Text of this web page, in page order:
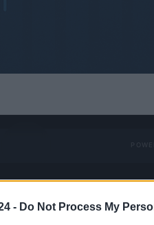
- Do Not Process My